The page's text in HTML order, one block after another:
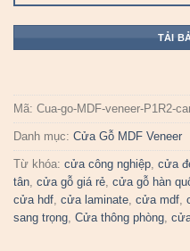
TẢI
Mã: Cua-go-MDF-veneer-P1R2-
Danh mục: Cửa Gỗ MDF Veneer
Từ khóa: cửa công nghiệp, cửa
tân, cửa gỗ giá rẻ, cửa gỗ hàn
cửa hdf, cửa laminate, cửa mdf,
sang trọng, Cửa thông phòng,